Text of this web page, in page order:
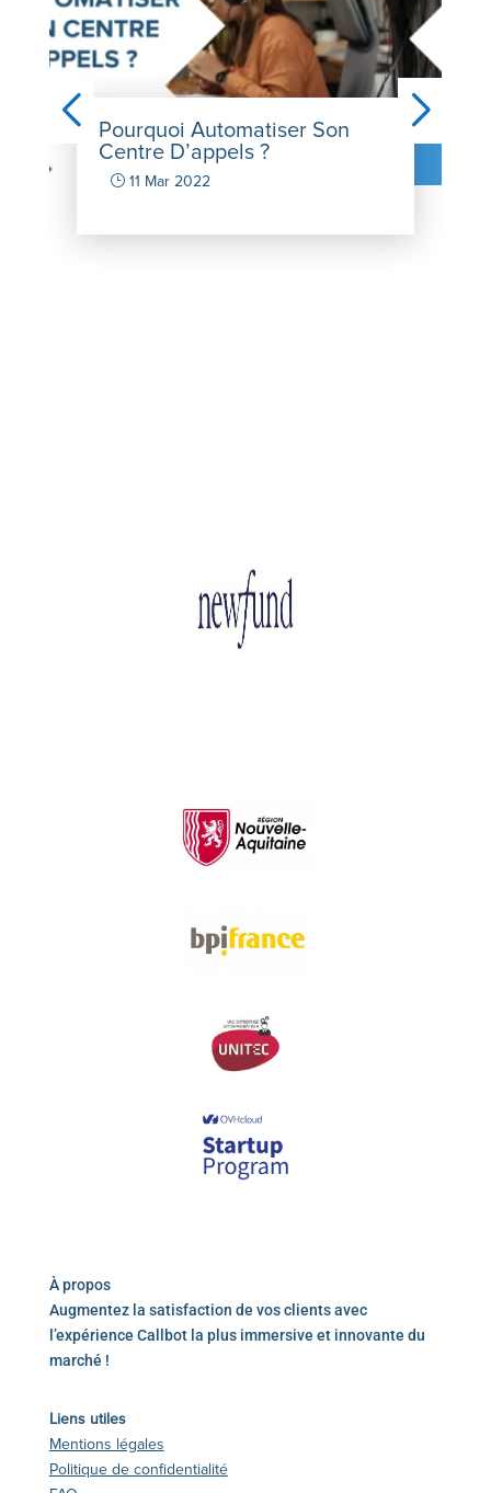
Pourquoi Automatiser Son
Centre D’appels ?
}11 Mar 2022
À propos
Augmentez la satisfaction de vos clients avec
l’expérience Callbot la plus immersive et innovante du
marché !
Liens utiles
Mentions légales
Politique de confidentialité